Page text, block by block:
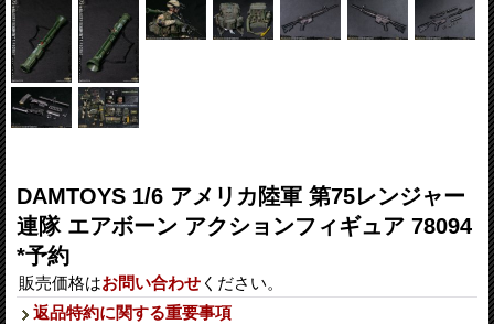
DAMTOYS 1/6 アメリカ陸軍 第75レンジャー
連隊 エアボーン アクションフィギュア 78094
*予約
販売価格はお問い合わせ ください。
返品特約に関する重要事項